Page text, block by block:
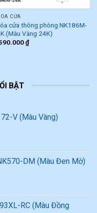
CỬA
cửa thông phòng NK186M-
(Màu Vàng 24K)
₫
BẬT
V (Màu Vàng)
DM (Màu Đen Mờ)
RC (Màu Đồng